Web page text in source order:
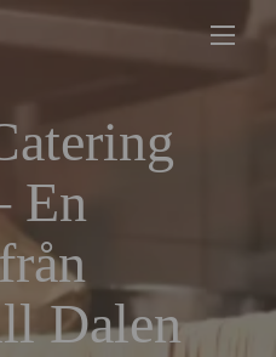
En
Dalen